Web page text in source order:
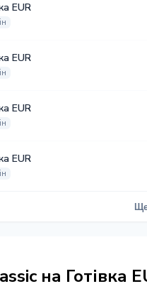
EUR
EUR
EUR
EUR
на Готівка